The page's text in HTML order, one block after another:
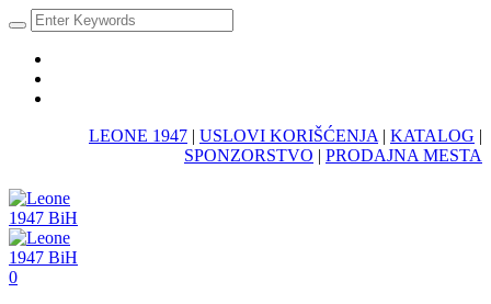
LEONE 1947 | USLOVI KORIŠĆENJA | KATALOG |
SPONZORSTVO | PRODAJNA MESTA
0